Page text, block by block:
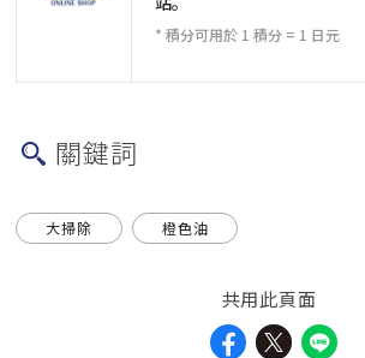
* 積分可用於 1 積分 = 1 日元
關鍵詞
大掃除 橙色油
共用此頁面